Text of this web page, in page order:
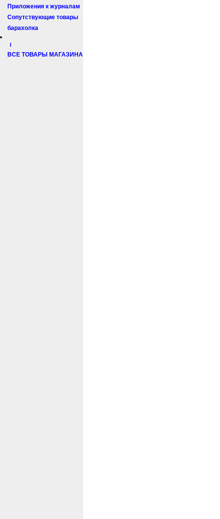
Приложения к журналам
Сопутствующие товары
барахолка
I
ВСЕ ТОВАРЫ МАГАЗИНА